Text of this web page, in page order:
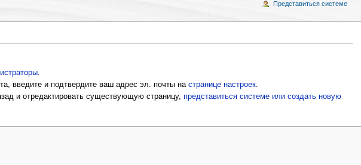
.
введите и подтвердите ваш адрес эл. почты на странице настроек.
и отредактировать существующую страницу, представиться системе или создать новую
Представиться системе